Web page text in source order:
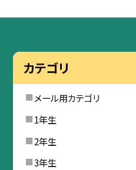
カテゴリ
メール用カテゴリ
1年生
2年生
3年生